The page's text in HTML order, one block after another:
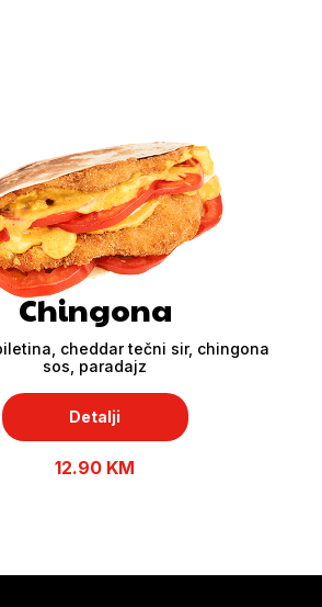
Chingona
cheddar tečni sir, chingona
sos, paradajz
Detalji
12.90 KM